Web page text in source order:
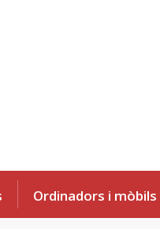
Ordinadors i mòbils